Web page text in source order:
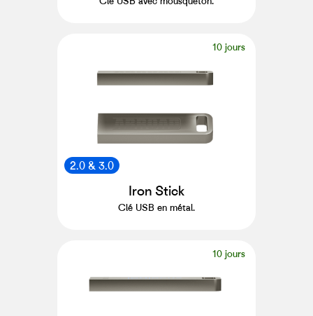
10 jours
2.0 & 3.0
Iron Stick
Clé USB en métal.
10 jours